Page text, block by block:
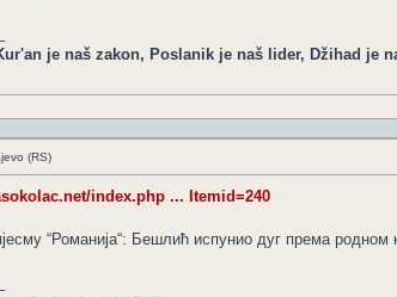
je naš zakon, Poslanik je naš lider, Džihad je
(RS)
index.php ... Itemid=240
“Романија“: Бешлић испунио дуг према родном